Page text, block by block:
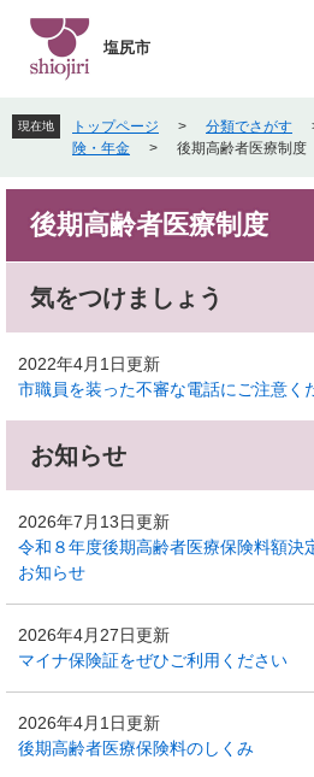
先
頭
す
を
飛
し
文
塩尻市
現在地 トップページ > 分類でさがす
険・年金
> 後期高齢者医療制度
後期高齢者医療制度
気をつけましょう
2022年4月1日更新
市職員を装った不審な電話にご注意く
お知らせ
2026年7月13日更新
令和８年度後期高齢者医療保険料額決
お知らせ
2026年4月27日更新
マイナ保険証をぜひご利用ください
2026年4月1日更新
後期高齢者医療保険料のしくみ